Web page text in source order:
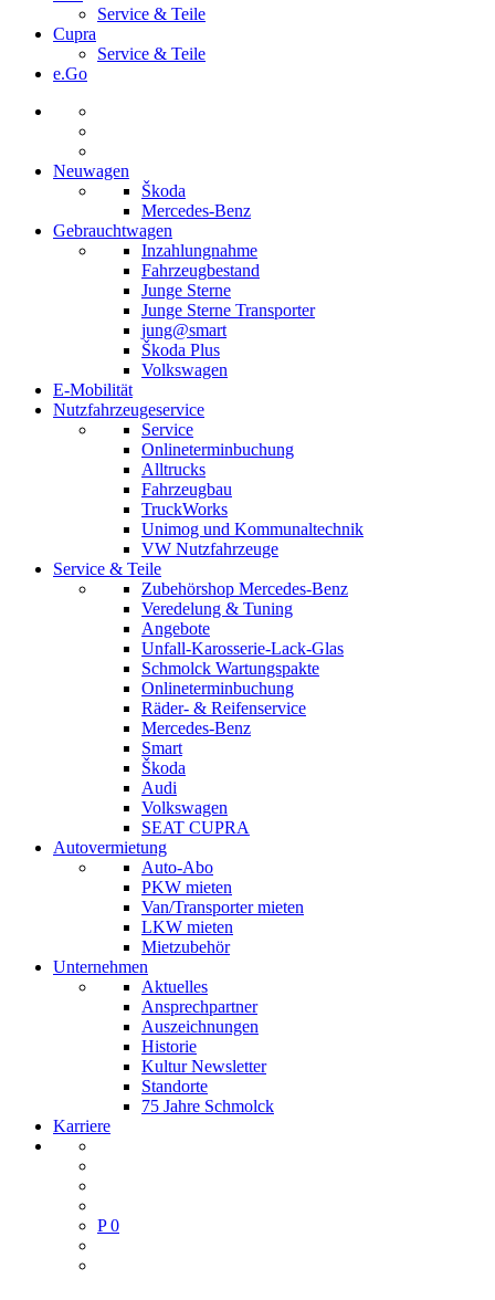
Service & Teile
Cupra
Service & Teile
e.Go
Neuwagen
Škoda
Mercedes-Benz
Gebrauchtwagen
Inzahlungnahme
Fahrzeugbestand
Junge Sterne
Junge Sterne Transporter
jung@smart
Škoda Plus
Volkswagen
E-Mobilität
Nutzfahrzeugeservice
Service
Onlineterminbuchung
Alltrucks
Fahrzeugbau
TruckWorks
Unimog und Kommunaltechnik
VW Nutzfahrzeuge
Service & Teile
Zubehörshop Mercedes-Benz
Veredelung & Tuning
Angebote
Unfall-Karosserie-Lack-Glas
Schmolck Wartungspakte
Onlineterminbuchung
Räder- & Reifenservice
Mercedes-Benz
Smart
Škoda
Audi
Volkswagen
SEAT CUPRA
Autovermietung
Auto-Abo
PKW mieten
Van/Transporter mieten
LKW mieten
Mietzubehör
Unternehmen
Aktuelles
Ansprechpartner
Auszeichnungen
Historie
Kultur Newsletter
Standorte
75 Jahre Schmolck
Karriere
P 0